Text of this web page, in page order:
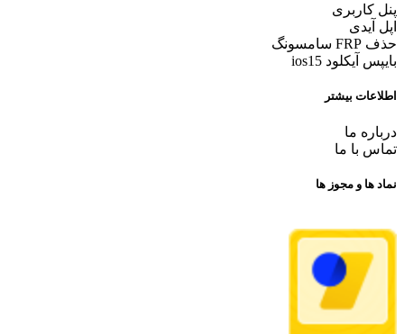
پنل کاربری
اپل آیدی
حذف FRP سامسونگ
بایپس آیکلود ios15
اطلاعات بیشتر
درباره ما
تماس با ما
نماد ها و مجوز ها